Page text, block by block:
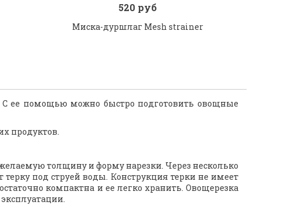
Под заказ
Заказ в 1 клик
520 руб
Миска-дуршлаг Mesh strainer
ее помощью можно быстро подготовить овощные
продуктов.
толщину и форму нарезки. Через несколько
под струей воды. Конструкция терки не имеет
компактна и ее легко хранить. Овощерезка